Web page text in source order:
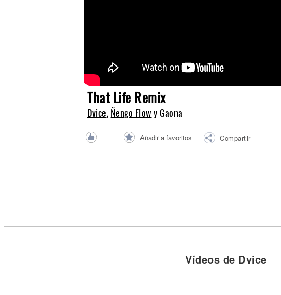
That Life Remix
Dvice, Ñengo Flow y Gaona
Añadir a favoritos Compartir
Vídeos de Dvice